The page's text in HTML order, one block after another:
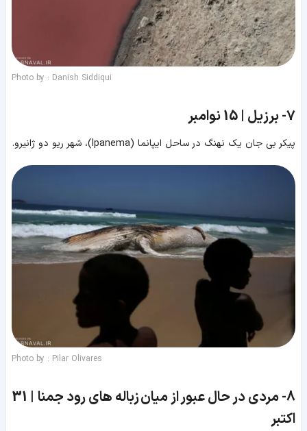
Photo by : Danish Siddiqui
7- برزیل | 15 نوامبر
پیکر بی جان یک نهنگ در ساحل ایپانما (Ipanema)، شهر ریو دو ژانیرو.
Photo by : Pilar Olivares
8-
مردی در حال عبور از میان زباله های رود جمنا | 31
اکتبر